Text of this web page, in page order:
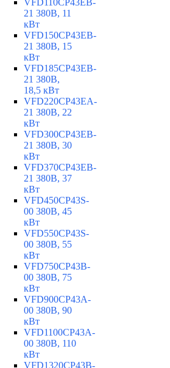
VFD110CP43EB-
21 380В, 11
кВт
VFD150CP43EB-
21 380В, 15
кВт
VFD185CP43EB-
21 380В,
18,5 кВт
VFD220CP43EA-
21 380В, 22
кВт
VFD300CP43EB-
21 380В, 30
кВт
VFD370CP43EB-
21 380В, 37
кВт
VFD450CP43S-
00 380В, 45
кВт
VFD550CP43S-
00 380В, 55
кВт
VFD750CP43B-
00 380В, 75
кВт
VFD900CP43A-
00 380В, 90
кВт
VFD1100CP43A-
00 380В, 110
кВт
VFD1320CP43B-